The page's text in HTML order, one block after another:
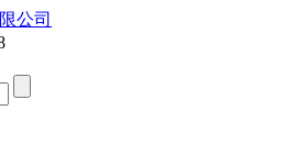
公司